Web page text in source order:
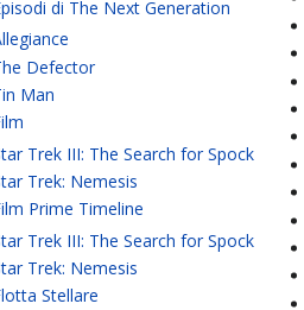
di The Next Generation
Defector
Man
Trek III: The Search for Spock
Trek: Nemesis
Prime Timeline
Trek III: The Search for Spock
Trek: Nemesis
Stellare